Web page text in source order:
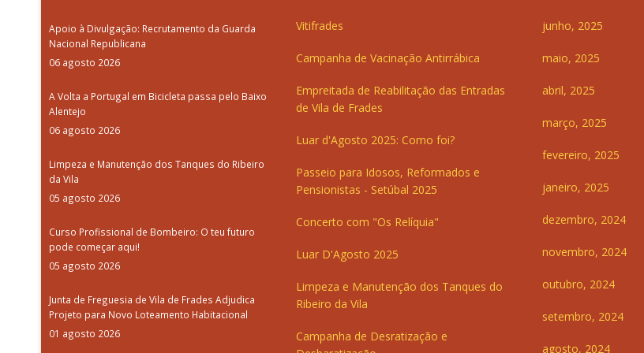
Apoio à Divulgação: Recrutamento da Guarda
Nacional Republicana
06 agosto 2026
A Volta a Portugal em Bicicleta passa pelo Baixo
Alentejo
06 agosto 2026
Limpeza e Manutenção dos Tanques do Ribeiro
da Vila
05 agosto 2026
Curso Profissional de Bombeiro: O teu futuro
pode começar aqui!
05 agosto 2026
Junta de Freguesia de Vila de Frades Adjudica
Projeto para Novo Loteamento Habitacional
01 agosto 2026
Vitifrades
Campanha de Vacinação Antirrábica
Empreitada de Reabilitação das Entradas
de Vila de Frades
Luar d'Agosto 2025: Como foi?
Passeio para Idosos, Reformados e
Pensionistas - Setúbal 2025
Concerto com "Os Relíquia"
Luar D'Agosto 2025
Limpeza e Manutenção dos Tanques do
Ribeiro da Vila
Campanha de Desratização e
junho, 2025
maio, 2025
abril, 2025
março, 2025
fevereiro, 2025
janeiro, 2025
dezembro, 2024
novembro, 2024
outubro, 2024
setembro, 2024
agosto, 2024